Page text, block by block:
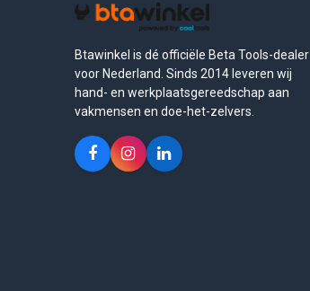
Btawinkel is dé officiële Beta Tools-dealer
voor Nederland. Sinds 2014 leveren wij
hand- en werkplaatsgereedschap aan
vakmensen en doe-het-zelvers.